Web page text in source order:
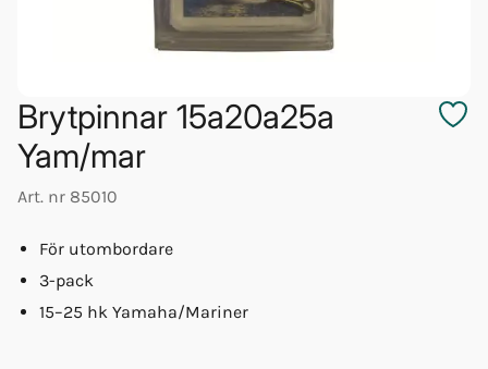
Brytpinnar 15a20a25a
Yam/mar
Art. nr 85010
För utombordare
3-pack
15–25 hk Yamaha/Mariner